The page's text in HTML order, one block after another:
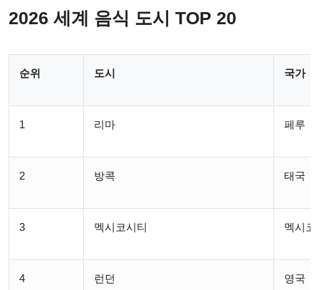
2026 세계 음식 도시 TOP 20
순위 도시 국가
1 리마 페루
2 방콕 태국
3 멕시코시티 멕시코
4 런던 영국